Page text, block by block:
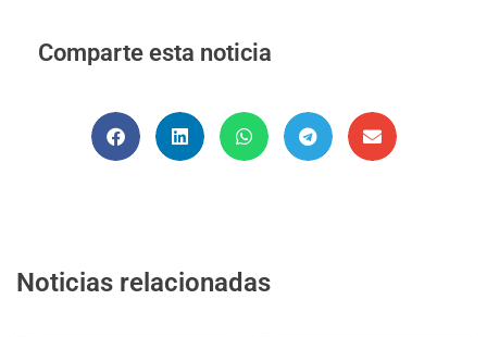
Comparte esta noticia
Noticias relacionadas